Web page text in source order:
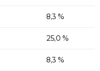
8,3 %
25,0 %
8,3 %